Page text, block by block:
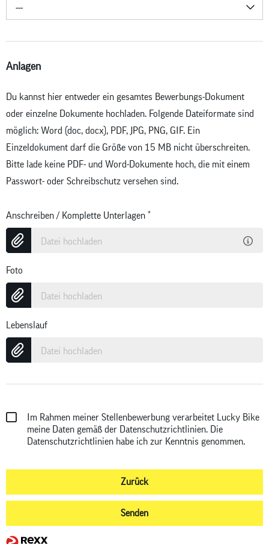
---
Anlagen
Du kannst hier entweder ein gesamtes Bewerbungs-Dokument
oder einzelne Dokumente hochladen. Folgende Dateiformate sind
möglich: Word (doc, docx), PDF, JPG, PNG, GIF. Ein
Einzeldokument darf die Größe von 15 MB nicht überschreiten.
Bitte lade keine PDF- und Word-Dokumente hoch, die mit einem
Passwort- oder Schreibschutz versehen sind.
Anschreiben / Komplette Unterlagen *
Datei hochladen
Foto
Datei hochladen
Lebenslauf
Datei hochladen
Im Rahmen meiner Stellenbewerbung verarbeitet Lucky Bike
meine Daten gemäß der Datenschutzrichtlinien. Die
Datenschutzrichtlinien habe ich zur Kenntnis genommen.
Zurück
Senden